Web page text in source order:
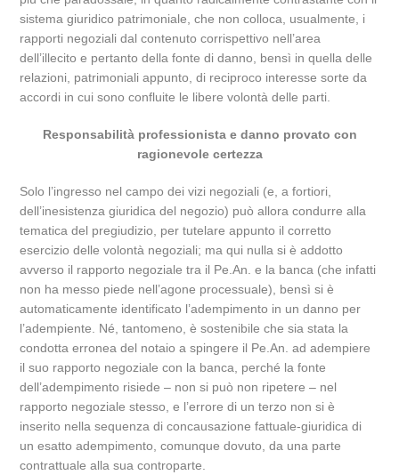
sistema giuridico patrimoniale, che non colloca, usualmente, i
rapporti negoziali dal contenuto corrispettivo nell’area
dell’illecito e pertanto della fonte di danno, bensì in quella delle
relazioni, patrimoniali appunto, di reciproco interesse sorte da
accordi in cui sono confluite le libere volontà delle parti.
Responsabilità professionista e danno provato con
ragionevole certezza
Solo l’ingresso nel campo dei vizi negoziali (e, a fortiori,
dell’inesistenza giuridica del negozio) può allora condurre alla
tematica del pregiudizio, per tutelare appunto il corretto
esercizio delle volontà negoziali; ma qui nulla si è addotto
avverso il rapporto negoziale tra il Pe.An. e la banca (che infatti
non ha messo piede nell’agone processuale), bensì si è
automaticamente identificato l’adempimento in un danno per
l’adempiente. Né, tantomeno, è sostenibile che sia stata la
condotta erronea del notaio a spingere il Pe.An. ad adempiere
il suo rapporto negoziale con la banca, perché la fonte
dell’adempimento risiede – non si può non ripetere – nel
rapporto negoziale stesso, e l’errore di un terzo non si è
inserito nella sequenza di concausazione fattuale-giuridica di
un esatto adempimento, comunque dovuto, da una parte
contrattuale alla sua controparte.